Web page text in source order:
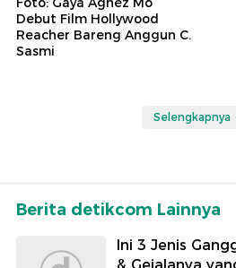
Debut Film Hollywood
Reacher Bareng Anggun C.
Sasmi
Selengkapnya
Berita detikcom Lainnya
Ini 3 Jenis